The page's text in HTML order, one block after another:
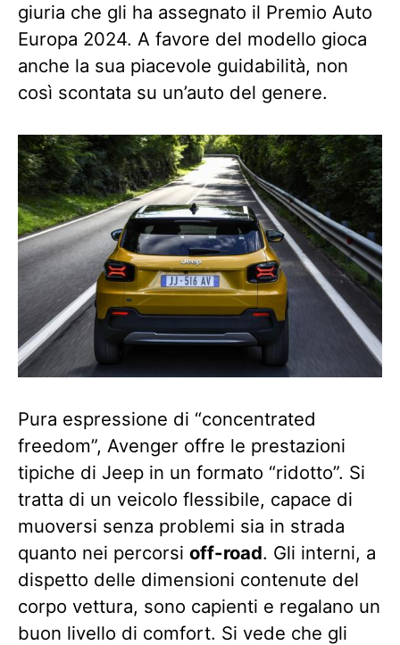
giuria che gli ha assegnato il Premio Auto
Europa 2024. A favore del modello gioca
anche la sua piacevole guidabilità, non
così scontata su un’auto del genere.
Pura espressione di “concentrated
freedom”, Avenger offre le prestazioni
tipiche di Jeep in un formato “ridotto”. Si
tratta di un veicolo flessibile, capace di
muoversi senza problemi sia in strada
quanto nei percorsi off-road. Gli interni, a
dispetto delle dimensioni contenute del
corpo vettura, sono capienti e regalano un
buon livello di comfort. Si vede che gli